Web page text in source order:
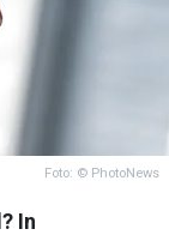
Foto: © PhotoNews
In